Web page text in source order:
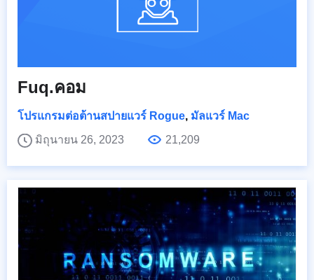
Fuq.คอม
โปรแกรมต่อต้านสปายแวร์ Rogue, มัลแวร์ Mac
มิถุนายน 26, 2023
21,209